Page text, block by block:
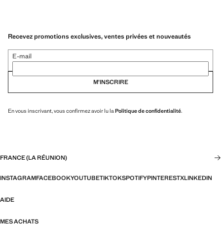
Recevez promotions exclusives, ventes privées et nouveautés
E-mail
M’INSCRIRE
En vous inscrivant, vous confirmez avoir lu la Politique de confidentialité.
FRANCE (LA RÉUNION)
INSTAGRAMFACEBOOKYOUTUBETIKTOKSPOTIFYPINTERESTXLINKEDIN
AIDE
MES ACHATS